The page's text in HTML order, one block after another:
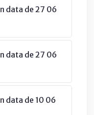
data de 27 06
data de 27 06
data de 10 06